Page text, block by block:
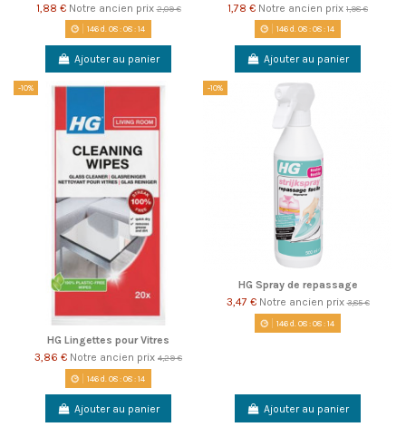
1,88 € Notre ancien prix2,09 €
146d. 08:08:14
Ajouter au panier
1,78 € Notre ancien prix 1,98 €
146d. 08:08:14
Ajouter au panier
-10%
HG Lingettes pour Vitres
3,86 € Notre ancien prix 4,29 €
146d. 08:08:14
Ajouter au panier
-10%
HG Spray de repassage
3,47 € Notre ancien prix3,85 €
146d. 08:08:14
Ajouter au panier